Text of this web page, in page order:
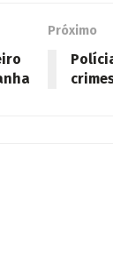
Próximo